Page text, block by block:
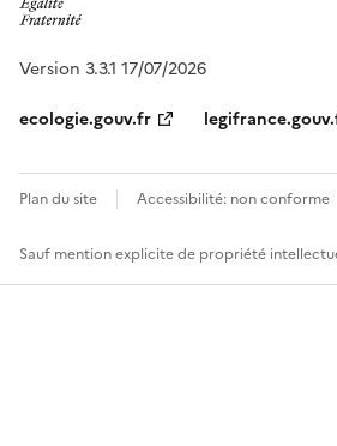
Version 3.3.1 17/07/2026
ecologie.gouv.fr
Plan du site Accessibilité: non conforme
Sauf mention explicite de propriété